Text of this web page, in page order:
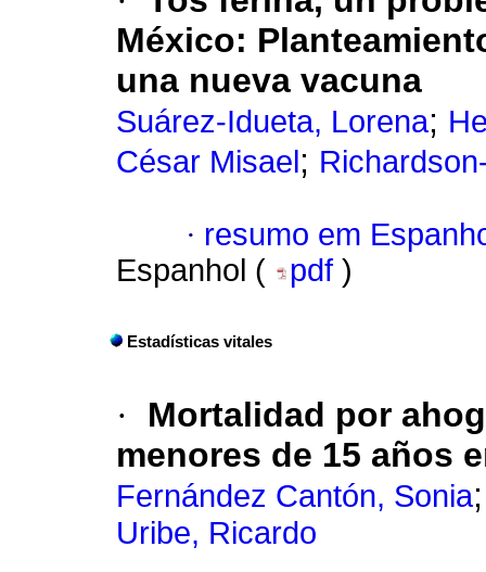
México:
una nueva vacuna
Suárez-Idueta, Lorena;
César Misael ;
· resumo em
Espanhol (
pdf )
Estadísticas vitales
·
Mortalidad por
menores de 15 años
Fernández Cantón, Sonia
Uribe, Ricardo